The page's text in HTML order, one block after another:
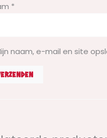
*
naam, e-mail en site